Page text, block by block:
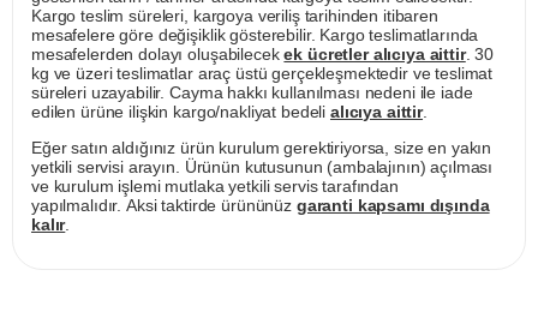
Kargo teslim süreleri, kargoya veriliş tarihinden itibaren
mesafelere göre değişiklik gösterebilir. Kargo teslimatlarında
mesafelerden dolayı oluşabilecekek ücretler alıcıya aittir. 30
kg ve üzeri teslimatlar araç üstü gerçekleşmektedir ve teslimat
süreleri uzayabilir. Cayma hakkı kullanılması nedeni ile iade
edilen ürüne ilişkin kargo/nakliyat bedeli alıcıya aittir.
Eğer satın aldığınız ürün kurulum gerektiriyorsa, size en yakın
yetkili servisi arayın. Ürünün kutusunun (ambalajının) açılması
ve kurulum işlemi mutlaka yetkili servis tarafından
yapılmalıdır. Aksi taktirde ürününüz garanti kapsamı dışında
kalır.